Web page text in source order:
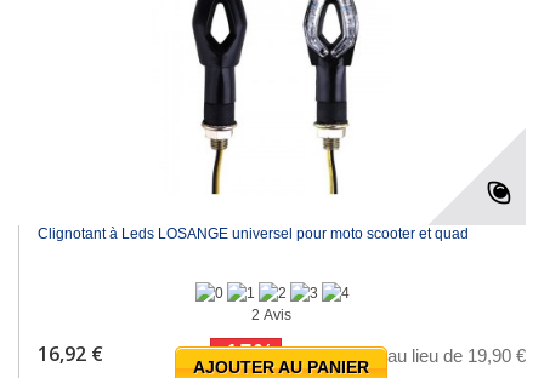
Clignotant à Leds LOSANGE universel pour moto scooter et quad
2 Avis
16,92 € au lieu de 19,90 €
-15%
AJOUTER AU PANIER